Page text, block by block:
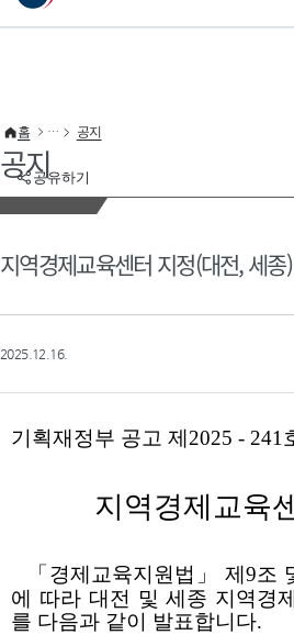
이 누리집은 대한민국 공식 전자정부 누리집입니다.
공유하기
홈 공지
공지
지역경제교육센터 지정(대전, 세종)
2025.12.16.